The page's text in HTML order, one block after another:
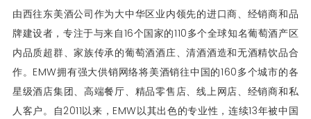
由西往东美酒公司作为大中华区业内领先的进口商、经销商和品
牌建设者，专注于与来自16个国家的110多个全球知名葡萄酒产区
内品质超群、家族传承的葡萄酒酒庄、清酒酒造和无酒精饮品合
作。EMW拥有强大供销网络将美酒销往中国的160多个城市的各
星级酒店集团、高端餐厅、精品零售店、线上网店、经销商和私
人客户。自2011以来，EMW以其出色的专业性，连续13年被中国